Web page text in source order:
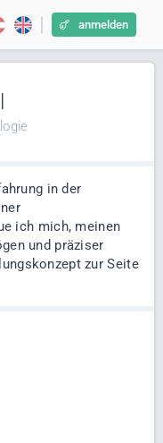
anmelden
in der
ich mich, meinen
und präziser
zur Seite